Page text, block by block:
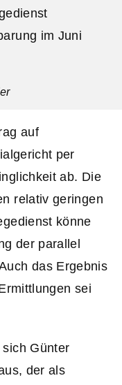
im Juni
auf
per
ab. Die
relativ geringen
könne
der parallel
das Ergebnis
sei
Günter
der als